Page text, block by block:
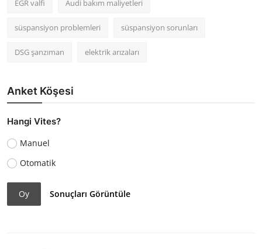
EGR valfi Audi bakım maliyetleri
süspansiyon problemleri süspansiyon sorunları
DSG şanzıman elektrik arızaları
Anket Köşesi
Hangi Vites?
Manuel
Otomatik
Oy Sonuçları Görüntüle